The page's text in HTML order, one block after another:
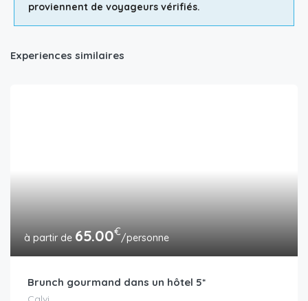
proviennent de voyageurs vérifiés.
Experiences similaires
65.00€/personne
Brunch gourmand dans un hôtel 5*